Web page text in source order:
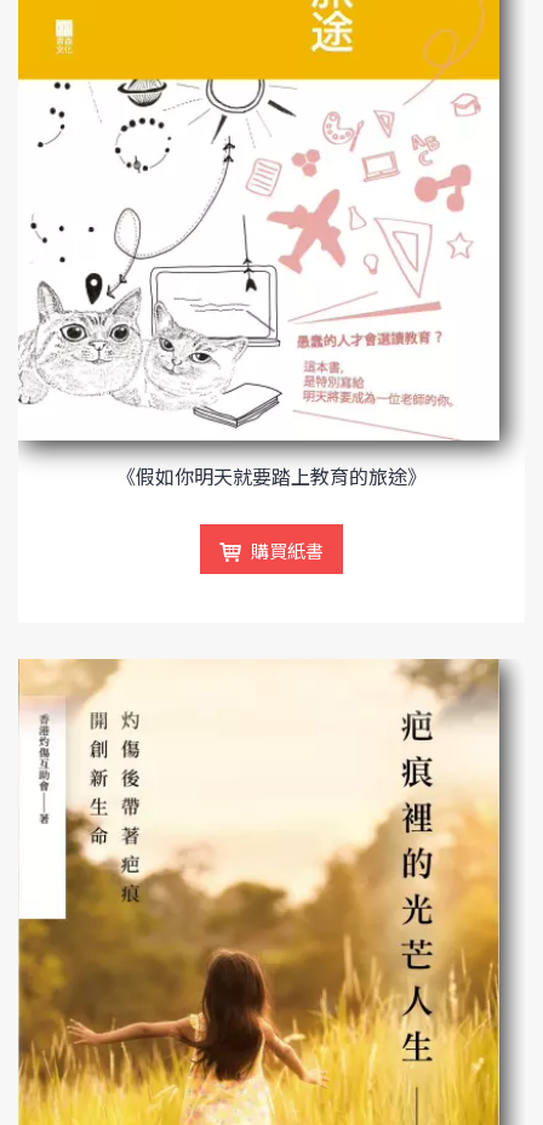
《假如你明天就要踏上教育的旅途》
購買紙書